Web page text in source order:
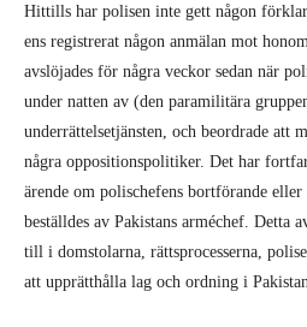
Hittills har polisen inte gett någon
ens registrerat någon anmälan mot
avslöjades för några veckor sedan när
under natten av (den paramilitära
underrättelsetjänsten, och beordrade att
några oppositionspolitiker. Det har
ärende om polischefens bortförande eller
beställdes av Pakistans arméchef. Detta
till i domstolarna, rättsprocesserna,
att upprätthålla lag och ordning i Pakistan.